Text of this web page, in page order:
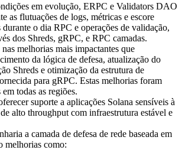
em evolução, ERPC e Validators DAO
as flutuações de logs, métricas e escore
o dia RPC e operações de validação,
dos Shreds, gRPC, e RPC camadas.
melhorias mais impactantes que
da lógica de defesa, atualização do
Shreds e otimização da estrutura de
para gRPC. Estas melhorias foram
todas as regiões.
suporte a aplicações Solana sensíveis à
alto throughput com infraestrutura estável e
a camada de defesa de rede baseada em
melhorias como: